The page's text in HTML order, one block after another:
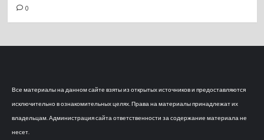
0
Все материалы на данном сайте взяты из открытых источников и предоставляются
исключительно в ознакомительных целях. Права на материалы принадлежат их
владельцам. Администрация сайта ответственности за содержание материала не
несет.